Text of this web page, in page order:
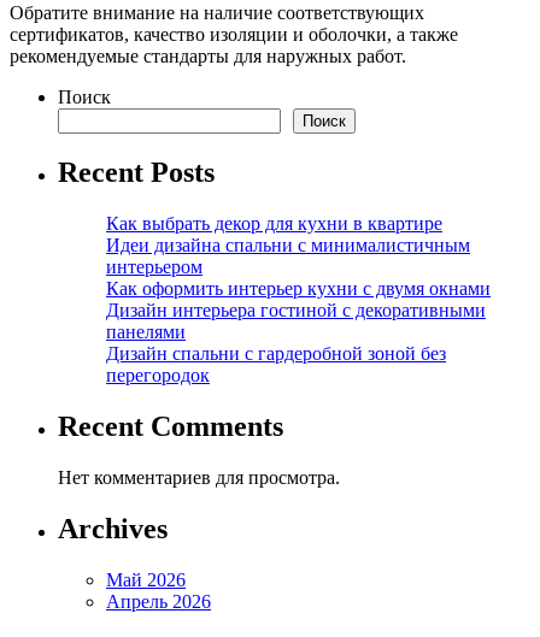
Обратите внимание на наличие соответствующих
сертификатов, качество изоляции и оболочки, а также
рекомендуемые стандарты для наружных работ.
Поиск
Поиск
Recent Posts
Как выбрать декор для кухни в квартире
Идеи дизайна спальни с минималистичным
интерьером
Как оформить интерьер кухни с двумя окнами
Дизайн интерьера гостиной с декоративными
панелями
Дизайн спальни с гардеробной зоной без
перегородок
Recent Comments
Нет комментариев для просмотра.
Archives
Май 2026
Апрель 2026